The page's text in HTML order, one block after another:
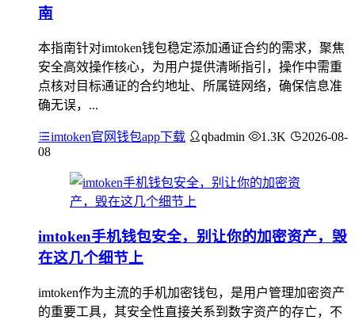
南
本指南针对imtoken钱包稳定添加通证合约的需求，聚焦
安全高效操作核心，为用户提供清晰指引，操作中需重
点核对目标通证的合约地址、所属链网络，确保信息准
确无误，...
imtoken官网钱包app下载 qbadmin 1.3K
2026-08-
08
imtoken手机钱包安全，别让你的加密资产，毁
在这几个细节上
imtoken作为主流的手机加密钱包，是用户管理加密资产
的重要工具，其安全性直接关系到数字资产的存亡，不